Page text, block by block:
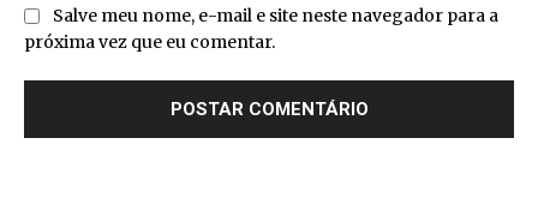
Salve meu nome, e-mail e site neste navegador para a
próxima vez que eu comentar.